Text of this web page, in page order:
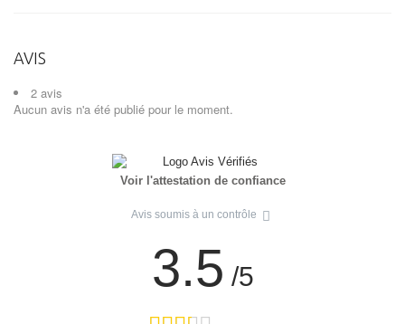
AVIS
2 avis
Aucun avis n'a été publié pour le moment.
Voir l'attestation de confiance
Avis soumis à un contrôle
3.5 /5